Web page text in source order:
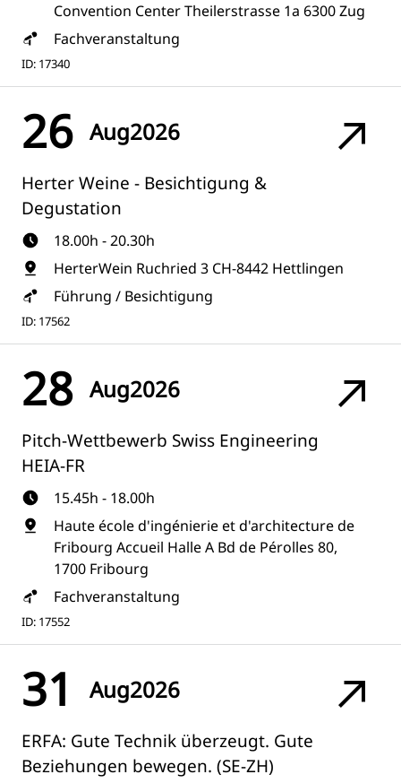
Convention Center Theilerstrasse 1a 6300 Zug
Fachveranstaltung
ID: 17340
26 Aug2026
Herter Weine - Besichtigung &
Degustation
18.00h - 20.30h
HerterWein Ruchried 3 CH-8442 Hettlingen
Führung / Besichtigung
ID: 17562
28 Aug2026
Pitch-Wettbewerb Swiss Engineering
HEIA-FR
15.45h - 18.00h
Haute école d'ingénierie et d'architecture de
Fribourg Accueil Halle A Bd de Pérolles 80,
1700 Fribourg
Fachveranstaltung
ID: 17552
31 Aug2026
ERFA: Gute Technik überzeugt. Gute
Beziehungen bewegen. (SE-ZH)